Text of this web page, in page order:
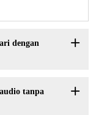
dengan
tanpa